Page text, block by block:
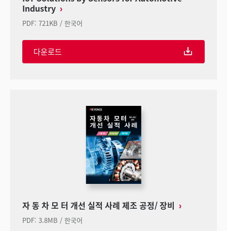
Industry
PDF: 721KB / 한국어
다운로드
자 동 차 모 터 개선 실적 사례 제조 공정/ 장비
PDF: 3.8MB / 한국어